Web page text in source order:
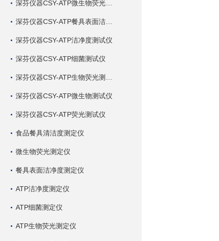
深芬仪器CSY-ATP洁净度测试仪
深芬仪器CSY-ATP细菌测试仪
深芬仪器CSY-ATP微生物测试仪
深芬仪器CSY-ATP荧光测试仪
食品餐具清洁度测定仪
微生物荧光测定仪
餐具表面洁净度测定仪
ATP洁净度测定仪
ATP细菌测定仪
ATP生物荧光测定仪